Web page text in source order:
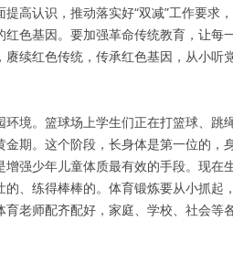
高认识，推动落实好“双减”工作要求
红色基因。要加强革命传统教育，让每
赓续红色传统，传承红色基因，从小听
环境。篮球场上学生们正在打篮球、跳
金期。这个阶段，长身体是第一位的，
增强少年儿童体质最有效的手段。现在
、练得棒棒的。体育锻炼要从小抓起
育老师配齐配好，家庭、学校、社会等